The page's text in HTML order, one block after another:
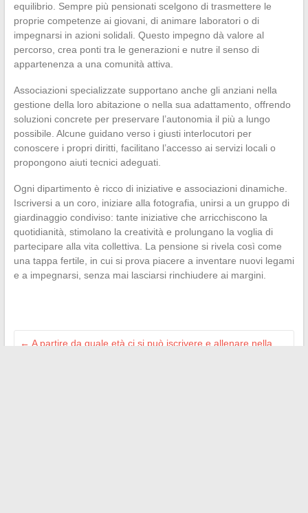
equilibrio. Sempre più pensionati scelgono di trasmettere le
proprie competenze ai giovani, di animare laboratori o di
impegnarsi in azioni solidali. Questo impegno dà valore al
percorso, crea ponti tra le generazioni e nutre il senso di
appartenenza a una comunità attiva.
Associazioni specializzate supportano anche gli anziani nella
gestione della loro abitazione o nella sua adattamento, offrendo
soluzioni concrete per preservare l’autonomia il più a lungo
possibile. Alcune guidano verso i giusti interlocutori per
conoscere i propri diritti, facilitano l’accesso ai servizi locali o
propongono aiuti tecnici adeguati.
Ogni dipartimento è ricco di iniziative e associazioni dinamiche.
Iscriversi a un coro, iniziare alla fotografia, unirsi a un gruppo di
giardinaggio condiviso: tante iniziative che arricchiscono la
quotidianità, stimolano la creatività e prolungano la voglia di
partecipare alla vita collettiva. La pensione si rivela così come
una tappa fertile, in cui si prova piacere a inventare nuovi legami
e a impegnarsi, senza mai lasciarsi rinchiudere ai margini.
← A partire da quale età ci si può iscrivere e allenare nella